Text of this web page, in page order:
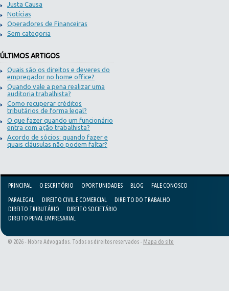
Justa Causa
Notícias
Operadores de Financeiras
Sem categoria
ÚLTIMOS ARTIGOS
Quais são os direitos e deveres do
empregador no home office?
Quando vale a pena realizar uma
auditoria trabalhista?
Como recuperar créditos
tributários de forma legal?
O que fazer quando um funcionário
entra com ação trabalhista?
Acordo de sócios: quando fazer e
quais cláusulas não podem faltar?
PRINCIPAL O ESCRITÓRIO OPORTUNIDADES BLOG FALE CONOSCO
PARALEGAL DIREITO CIVIL E COMERCIAL
DIREITO DO TRABALHO
DIREITO TRIBUTÁRIO
DIREITO SOCIETÁRIO
DIREITO PENAL EMPRESARIAL
© 2026 - Nobre Advogados. Todos os direitos reservados - Mapa do site